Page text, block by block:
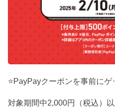
⭐PayPayクーポンを事前にゲ
対象期間中2,000円（税込）